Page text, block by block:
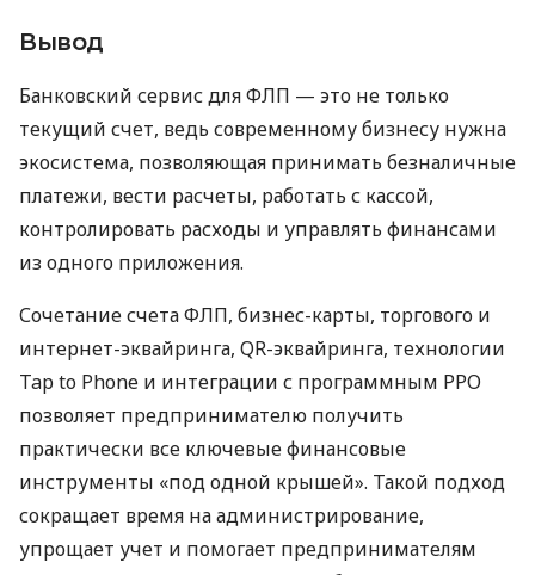
Вывод
Банковский сервис для ФЛП — это не только
текущий счет, ведь современному бизнесу нужна
экосистема, позволяющая принимать безналичные
платежи, вести расчеты, работать с кассой,
контролировать расходы и управлять финансами
из одного приложения.
Сочетание счета ФЛП, бизнес-карты, торгового и
интернет-эквайринга, QR-эквайринга, технологии
Tap to Phone и интеграции с программным РРО
позволяет предпринимателю получить
практически все ключевые финансовые
инструменты «под одной крышей». Такой подход
сокращает время на администрирование,
упрощает учет и помогает предпринимателям